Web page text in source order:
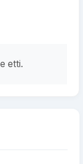
etti.